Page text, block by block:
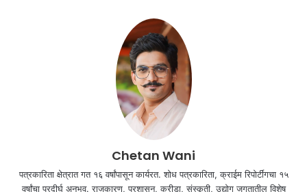
Chetan Wani
पत्रकारिता क्षेत्रात गत १६ वर्षांपासून कार्यरत. शोध पत्रकारिता, क्राईम रिपोर्टींगचा १५
वर्षांचा प्रदीर्घ अनुभव. राजकारण, प्रशासन, क्रीडा, संस्कृती, उद्योग जगतातील विशेष